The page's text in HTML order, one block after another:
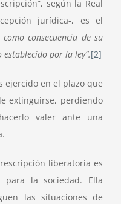
según la Real
jurídica-, es el
consecuencia de su
por la ley”.[2]
ejercido en el plazo que
extinguirse, perdiendo
valer ante una
liberatoria es
la sociedad. Ella
las situaciones de